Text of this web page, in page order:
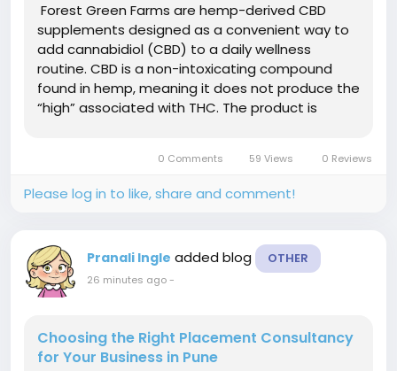
Forest Green Farms are hemp-derived CBD
supplements designed as a convenient way to
add cannabidiol (CBD) to a daily wellness
routine. CBD is a non-intoxicating compound
found in hemp, meaning it does not produce the
“high” associated with THC. The product is
Upto 50% Instant...0 Comments 59 Views 0 Reviews
Please log in to like, share and comment!
Pranali Ingle added blog OTHER
26 minutes ago-
Choosing the Right Placement Consultancy
for Your Business in Pune